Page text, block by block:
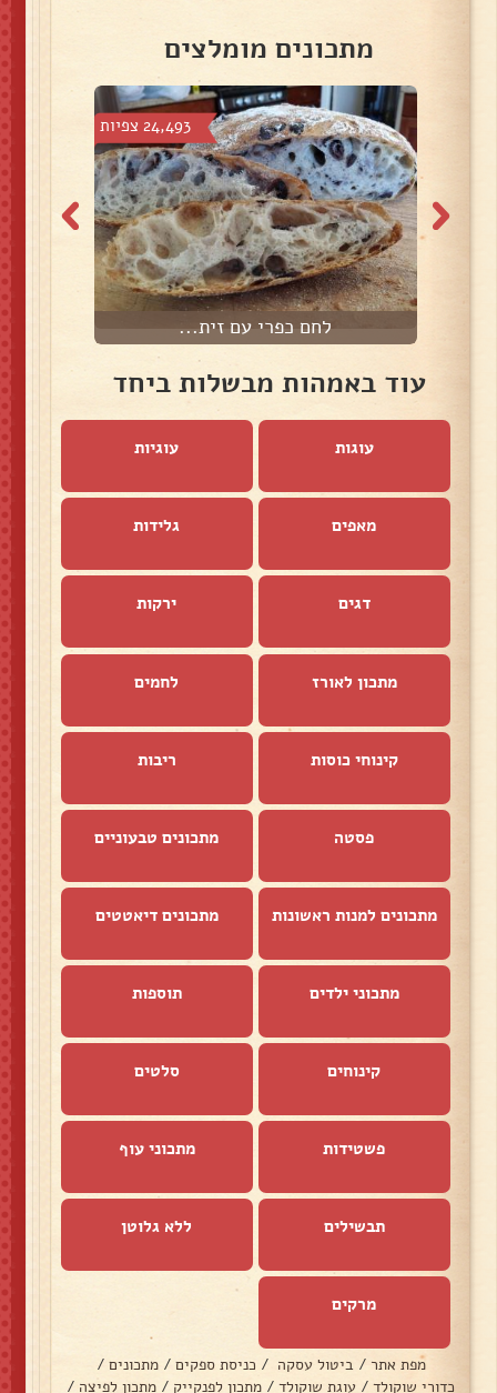
מתכונים מומלצים
24,493 צפיות
לחם כפרי עם זית...
עוד באמהות מבשלות ביחד
עוגות עוגיות
מאפים גלידות
דגים ירקות
מתכון לאורז לחמים
קינוחי כוסות ריבות
פסטה מתכונים טבעוניים
מתכונים למנות ראשונות מתכונים דיאטטים
מתכוני ילדים תוספות
קינוחים סלטים
פשטידות מתכוני עוף
תבשילים ללא גלוטן
מרקים
מפת אתר / ביטול עסקה / כניסת ספקים / מתכונים /
כדורי שוקולד / עוגת שוקולד / מתכון לפנקייק / מתכון לפיצה /